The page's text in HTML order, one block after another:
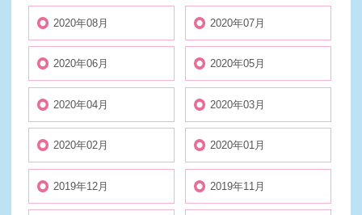
2020年08月 2020年07月
2020年06月 2020年05月
2020年04月 2020年03月
2020年02月 2020年01月
2019年12月 2019年11月